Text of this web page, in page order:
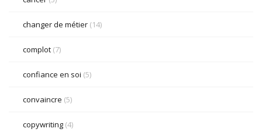
changer de métier (14)
complot (7)
confiance en soi (5)
convaincre (5)
copywriting (4)